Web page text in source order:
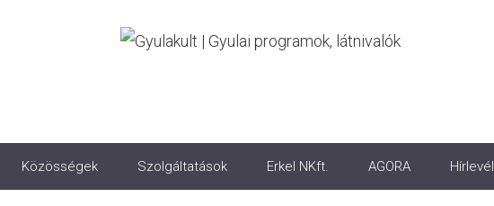
Közösségek Szolgáltatások Erkel NKft. AGORA Hírlevél